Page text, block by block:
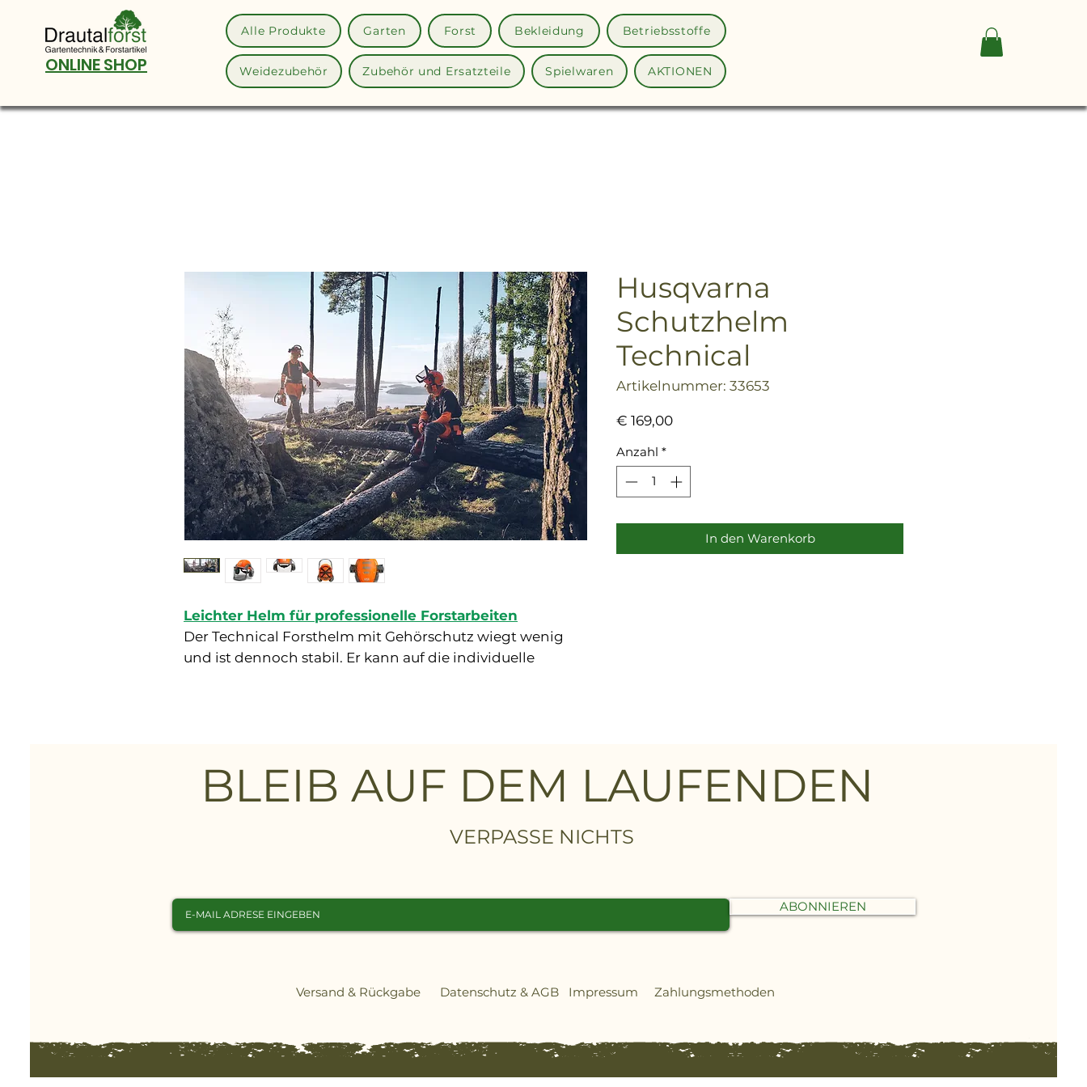
ONLINE SHOP
Alle Produkte Garten Forst Bekleidung Betriebsstoffe
Weidezubehör Zubehör und Ersatzteile Spielwaren AKTIONEN
Leichter Helm für professionelle Forstarbeiten
Der Technical Forsthelm mit Gehörschutz wiegt wenig
und ist dennoch stabil. Er kann auf die individuelle
Aussparung für Kopflampen. Ein Gehörschutz mit FM
Radio ist optional erhältlich.
Husqvarna
Schutzhelm
Technical
Artikelnummer: 33653
€ 169,00Preis
Anzahl *
In den Warenkorb
BLEIB AUF DEM LAUFENDEN
VERPASSE NICHTS
ABONNIEREN
Versand & Rückgabe Datenschutz & AGB Impressum Zahlungsmethoden